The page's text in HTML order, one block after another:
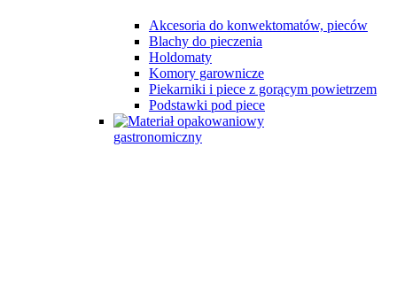
Akcesoria do konwektomatów, pieców
Blachy do pieczenia
Holdomaty
Komory garownicze
Piekarniki i piece z gorącym powietrzem
Podstawki pod piece